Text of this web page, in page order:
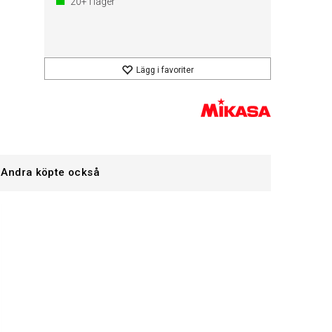
Lägg i favoriter
Andra köpte också